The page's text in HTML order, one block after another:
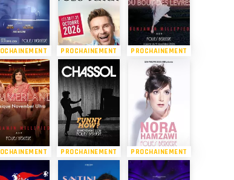
PROCHAINEMENT PROCHAINEMENT
PROCHAINEMENT PROCHAINEMENT